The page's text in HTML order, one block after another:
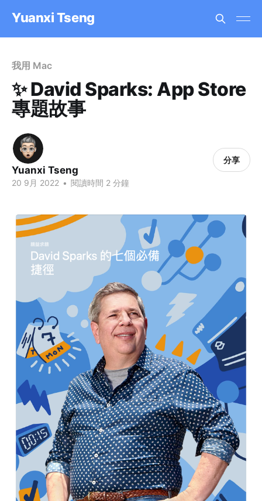
Yuanxi Tseng
我用 Mac
✨ David Sparks: App Store
專題故事
Yuanxi Tseng
20 9月 2022 • 閱讀時間 2 分鐘
分享